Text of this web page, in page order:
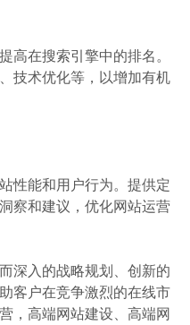
在搜索引擎中的排名。
技术优化等，以增加有机
能和用户行为。提供定
察和建议，优化网站运营
入的战略规划、创新的
客户在竞争激烈的在线市
，高端网站建设、高端网